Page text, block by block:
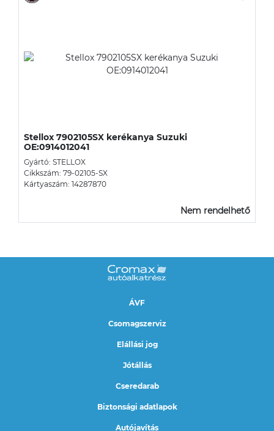
Stellox 7902105SX kerékanya Suzuki
OE:0914012041
Gyártó: STELLOX
Cikkszám: 79-02105-SX
Kártyaszám: 14287870
Nem rendelhető
ÁVF
Csomagszerviz
Elállási jog
Jótállás
Cseredarab
Biztonsági adatlapok
Autójavítás